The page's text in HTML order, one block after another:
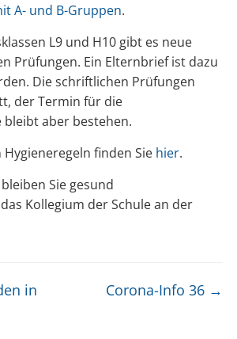
A- und B-Gruppen.
L9 und H10 gibt es neue
Prüfungen. Ein Elternbrief ist dazu
Die schriftlichen Prüfungen
der Termin für die
bleibt aber bestehen.
finden Sie hier.
Sie gesund
Kollegium der Schule an der
in
Corona-Info 36 →